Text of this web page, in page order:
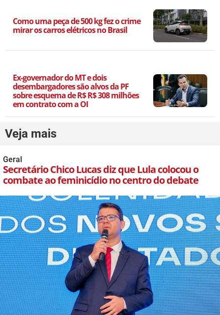
Como uma peça de 500 kg fez o crime
mirar os carros elétricos no Brasil
Ex-governador do MT e dois
desembargadores são alvos da PF
sobre esquema de R$ R$ 308 milhões
em contrato com a OI
Veja mais
Geral
Secretário Chico Lucas diz que Lula colocou o
combate ao feminicídio no centro do debate